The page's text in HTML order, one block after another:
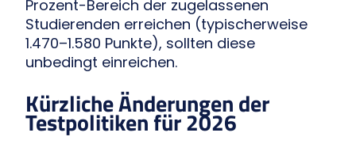
Prozent-Bereich der zugelassenen
Studierenden erreichen (typischerweise
1.470–1.580 Punkte), sollten diese
unbedingt einreichen.
Kürzliche Änderungen der
Testpolitiken für 2026